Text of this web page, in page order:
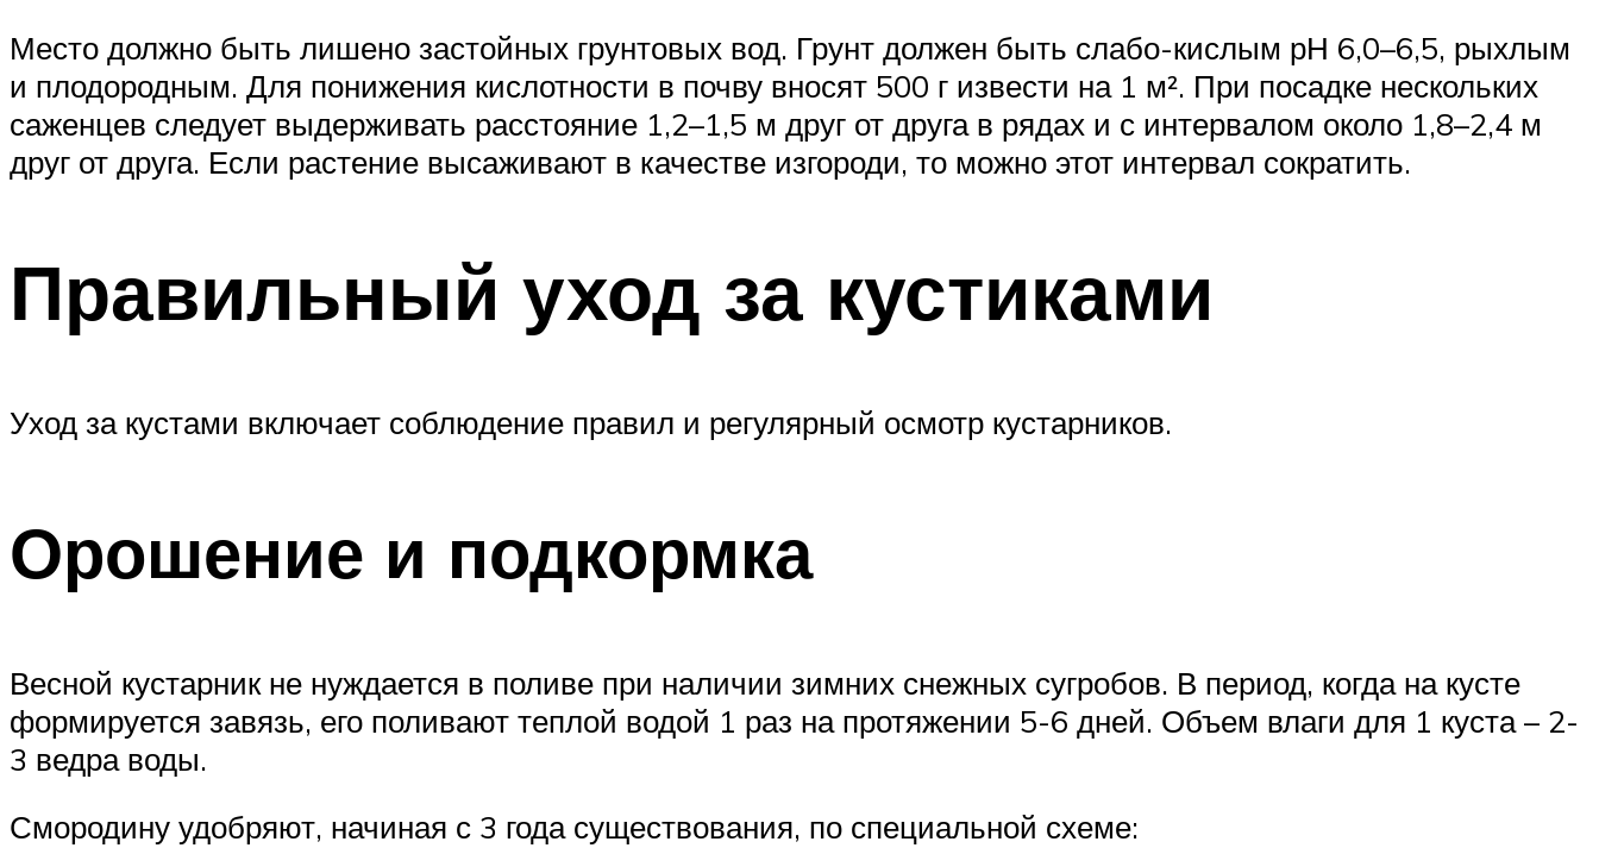
Место должно быть лишено застойных грунтовых вод. Грунт должен быть слабо-кислым рН 6,0–6,5, рыхлым
и плодородным. Для понижения кислотности в почву вносят 500 г извести на 1 м². При посадке нескольких
саженцев следует выдерживать расстояние 1,2–1,5 м друг от друга в рядах и с интервалом около 1,8–2,4 м
друг от друга. Если растение высаживают в качестве изгороди, то можно этот интервал сократить.
Правильный уход за кустиками
Уход за кустами включает соблюдение правил и регулярный осмотр кустарников.
Орошение и подкормка
Весной кустарник не нуждается в поливе при наличии зимних снежных сугробов. В период, когда на кусте
формируется завязь, его поливают теплой водой 1 раз на протяжении 5-6 дней. Объем влаги для 1 куста – 2-
3 ведра воды.
Смородину удобряют, начиная с 3 года существования, по специальной схеме: